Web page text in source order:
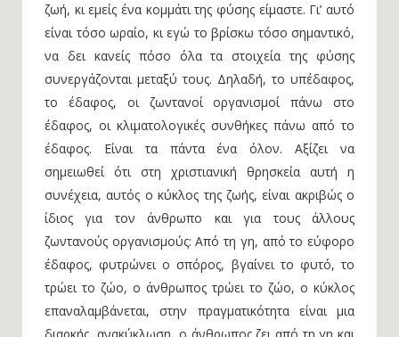
ζωή, κι εμείς ένα κομμάτι της φύσης είμαστε. Γι’ αυτό
είναι τόσο ωραίο, κι εγώ το βρίσκω τόσο σημαντικό,
να δει κανείς πόσο όλα τα στοιχεία της φύσης
συνεργάζονται μεταξύ τους. Δηλαδή, το υπέδαφος,
το έδαφος, οι ζωντανοί οργανισμοί πάνω στο
έδαφος, οι κλιματολογικές συνθήκες πάνω από το
έδαφος. Είναι τα πάντα ένα όλον. Αξίζει να
σημειωθεί ότι στη χριστιανική θρησκεία αυτή η
συνέχεια, αυτός ο κύκλος της ζωής, είναι ακριβώς ο
ίδιος για τον άνθρωπο και για τους άλλους
ζωντανούς οργανισμούς: Από τη γη, από το εύφορο
έδαφος, φυτρώνει ο σπόρος, βγαίνει το φυτό, το
τρώει το ζώο, ο άνθρωπος τρώει το ζώο, ο κύκλος
επαναλαμβάνεται, στην πραγματικότητα είναι μια